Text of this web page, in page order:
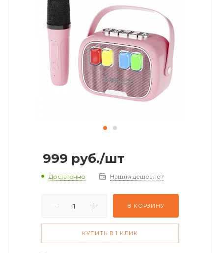
999 руб./шт
Достаточно Нашли дешевле?
В КОРЗИНУ
КУПИТЬ В 1 КЛИК